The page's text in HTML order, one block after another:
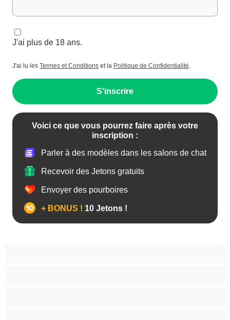
J'ai plus de 18 ans.
J'ai lu les Termes et Conditions et la Politique de Confidentialité.
S'inscrire
Voici ce que vous pourrez faire après votre
inscription :
Parler à des modèles dans les salons de chat
Recevoir des Jetons gratuits
Envoyer des pourboires
+ BONUS ! 10 Jetons !